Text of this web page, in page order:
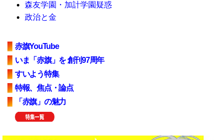
森友学園・加計学園疑惑
政治と金
赤旗YouTube
いま「赤旗」を 創刊97周年
すいよう特集
特報、焦点・論点
「赤旗」の魅力